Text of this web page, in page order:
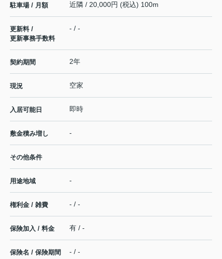
駐車場 / 月額 近隣 / 20,000円 (税込) 100m
更新料 /
更新事務手数料
- / -
契約期間 2年
現況 空家
入居可能日 即時
敷金積み増し -
その他条件
用途地域 -
権利金 / 雑費 - / -
保険加入 / 料金 有 / -
保険名 / 保険期間 - / -